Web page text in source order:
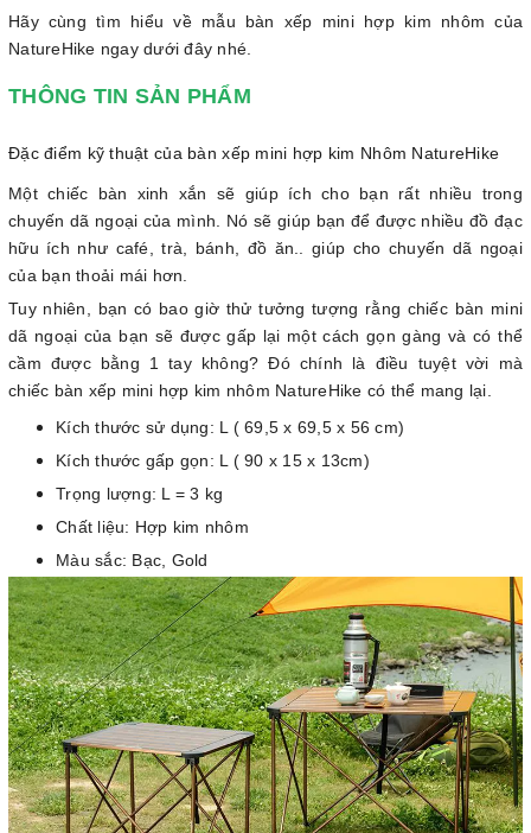
Hãy cùng tìm hiểu về mẫu bàn xếp mini hợp kim nhôm của
NatureHike ngay dưới đây nhé.
THÔNG TIN SẢN PHẨM
Đặc điểm kỹ thuật của bàn xếp mini hợp kim Nhôm NatureHike
Một chiếc bàn xinh xắn sẽ giúp ích cho bạn rất nhiều trong
chuyến dã ngoại của mình. Nó sẽ giúp bạn để được nhiều đồ đạc
hữu ích như café, trà, bánh, đồ ăn.. giúp cho chuyến dã ngoại
của bạn thoải mái hơn.
Tuy nhiên, bạn có bao giờ thử tưởng tượng rằng chiếc bàn mini
dã ngoại của bạn sẽ được gấp lại một cách gọn gàng và có thể
cầm được bằng 1 tay không? Đó chính là điều tuyệt vời mà
chiếc bàn xếp mini hợp kim nhôm NatureHike có thể mang lại.
Kích thước sử dụng: L ( 69,5 x 69,5 x 56 cm)
Kích thước gấp gọn: L ( 90 x 15 x 13cm)
Trọng lượng: L = 3 kg
Chất liệu: Hợp kim nhôm
Màu sắc: Bạc, Gold